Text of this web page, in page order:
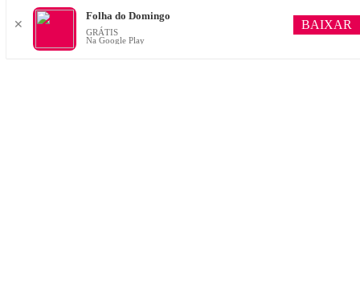
✕
Folha do Domingo
GRÁTIS
Na Google Play
BAIXAR